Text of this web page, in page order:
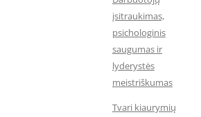
įsitraukimas,
psichologinis
saugumas ir
lyderystės
meistriškumas
Tvari kiaurymių